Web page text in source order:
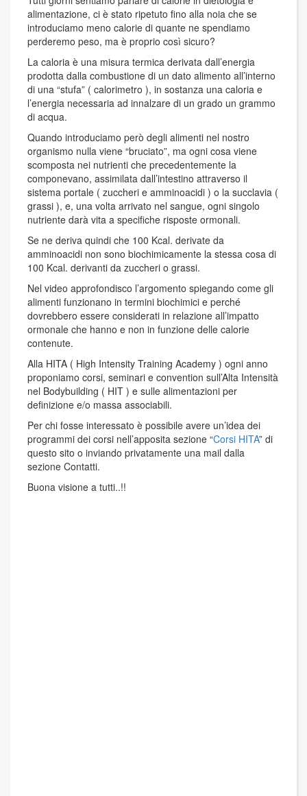
alimentazione, ci è stato ripetuto fino alla noia che se
introduciamo meno calorie di quante ne spendiamo
perderemo peso, ma è proprio così sicuro?
La caloria è una misura termica derivata dall’energia
prodotta dalla combustione di un dato alimento all’interno
di una “stufa” ( calorimetro ), in sostanza una caloria e
l’energia necessaria ad innalzare di un grado un grammo
di acqua.
Quando introduciamo però degli alimenti nel nostro
organismo nulla viene “bruciato”, ma ogni cosa viene
scomposta nei nutrienti che precedentemente la
componevano, assimilata dall’intestino attraverso il
sistema portale ( zuccheri e amminoacidi ) o la succlavia (
grassi ), e, una volta arrivato nel sangue, ogni singolo
nutriente darà vita a specifiche risposte ormonali.
Se ne deriva quindi che 100 Kcal. derivate da
amminoacidi non sono biochimicamente la stessa cosa di
100 Kcal. derivanti da zuccheri o grassi.
Nel video approfondisco l’argomento spiegando come gli
alimenti funzionano in termini biochimici e perché
dovrebbero essere considerati in relazione all’impatto
ormonale che hanno e non in funzione delle calorie
contenute.
Alla HITA ( High Intensity Training Academy ) ogni anno
proponiamo corsi, seminari e convention sull’Alta Intensità
nel Bodybuilding ( HIT ) e sulle alimentazioni per
definizione e/o massa associabili.
Per chi fosse interessato è possibile avere un’idea dei
programmi dei corsi nell’apposita sezione “Corsi HITA” di
questo sito o inviando privatamente una mail dalla
sezione Contatti.
Buona visione a tutti..!!